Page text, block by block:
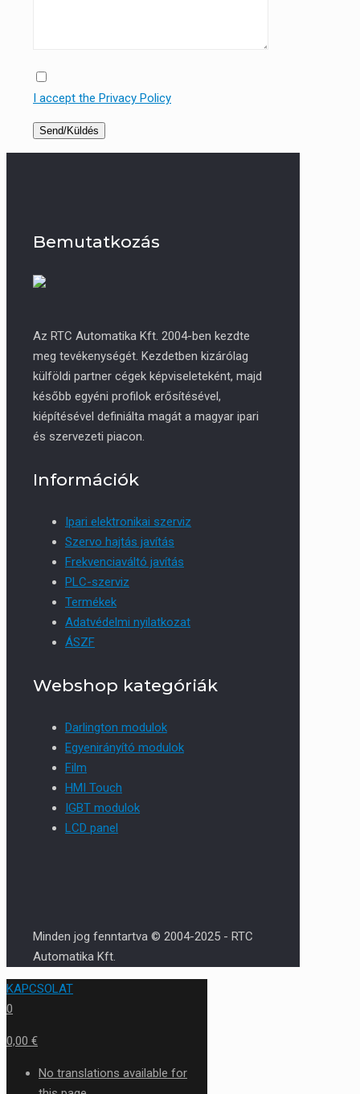
I accept the Privacy Policy
Bemutatkozás
Az RTC Automatika Kft. 2004-ben kezdte
meg tevékenységét. Kezdetben kizárólag
külföldi partner cégek képviseleteként, majd
később egyéni profilok erősítésével,
kiépítésével definiálta magát a magyar ipari
és szervezeti piacon.
Információk
Ipari elektronikai szerviz
Szervo hajtás javítás
Frekvenciaváltó javítás
PLC-szerviz
Termékek
Adatvédelmi nyilatkozat
ÁSZF
Webshop kategóriák
Darlington modulok
Egyenirányító modulok
Film
HMI Touch
IGBT modulok
LCD panel
Minden jog fenntartva © 2004-2025 - RTC
Automatika Kft.
KAPCSOLAT
0
0,00 €
No translations available for